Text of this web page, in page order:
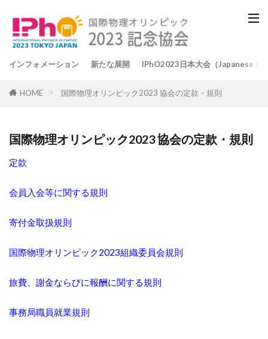
インフォメーション 新たな展開 IPhO2023日本大会（Japanese
HOME 国際物理オリンピック2023 協会の定款・規則
国際物理オリンピック2023 協会の定款・規則
定款
会員入会等に関する規則
寄付金取扱規則
国際物理オリンピック2023組織委員会規則
旅費、謝金ならびに報酬に関する規則
事務局職員就業規則